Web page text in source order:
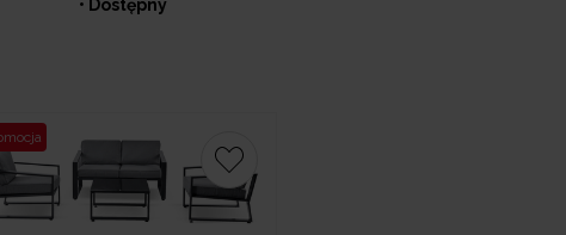
• Dostępny